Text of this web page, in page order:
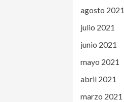
agosto 2021
julio 2021
junio 2021
mayo 2021
abril 2021
marzo 2021